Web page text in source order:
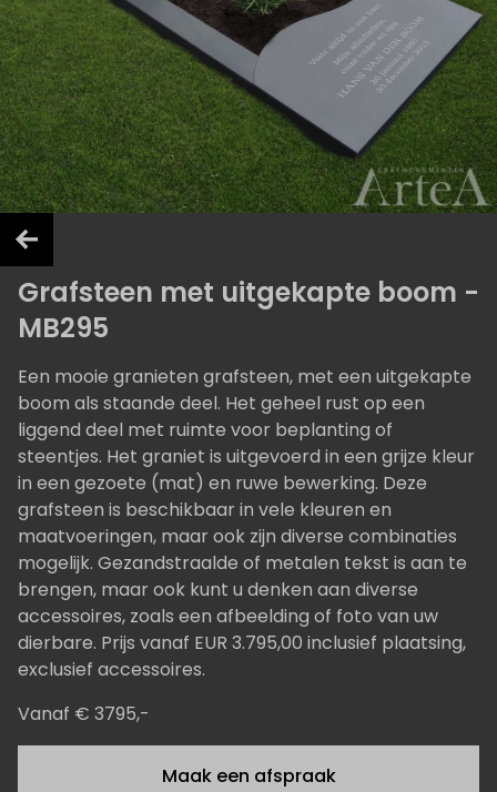
Grafsteen met uitgekapte boom -
MB295
Een mooie granieten grafsteen, met een uitgekapte
boom als staande deel. Het geheel rust op een
liggend deel met ruimte voor beplanting of
steentjes. Het graniet is uitgevoerd in een grijze kleur
in een gezoete (mat) en ruwe bewerking. Deze
grafsteen is beschikbaar in vele kleuren en
maatvoeringen, maar ook zijn diverse combinaties
mogelijk. Gezandstraalde of metalen tekst is aan te
brengen, maar ook kunt u denken aan diverse
accessoires, zoals een afbeelding of foto van uw
dierbare. Prijs vanaf EUR 3.795,00 inclusief plaatsing,
exclusief accessoires.
Vanaf € 3795,-
Maak een afspraak